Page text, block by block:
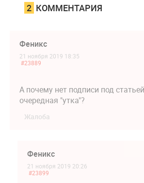
2 КОММЕНТАРИЯ
Феникс
21 ноября 2019 18:35
#23889
А почему нет подписи под
очередная "утка"?
Жалоба
Феникс
21 ноября 2019 20:26
#23899